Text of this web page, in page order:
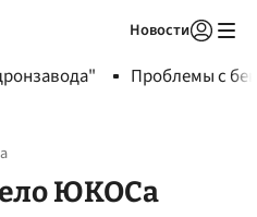
Новости
Проблемы с
ЮКОСа